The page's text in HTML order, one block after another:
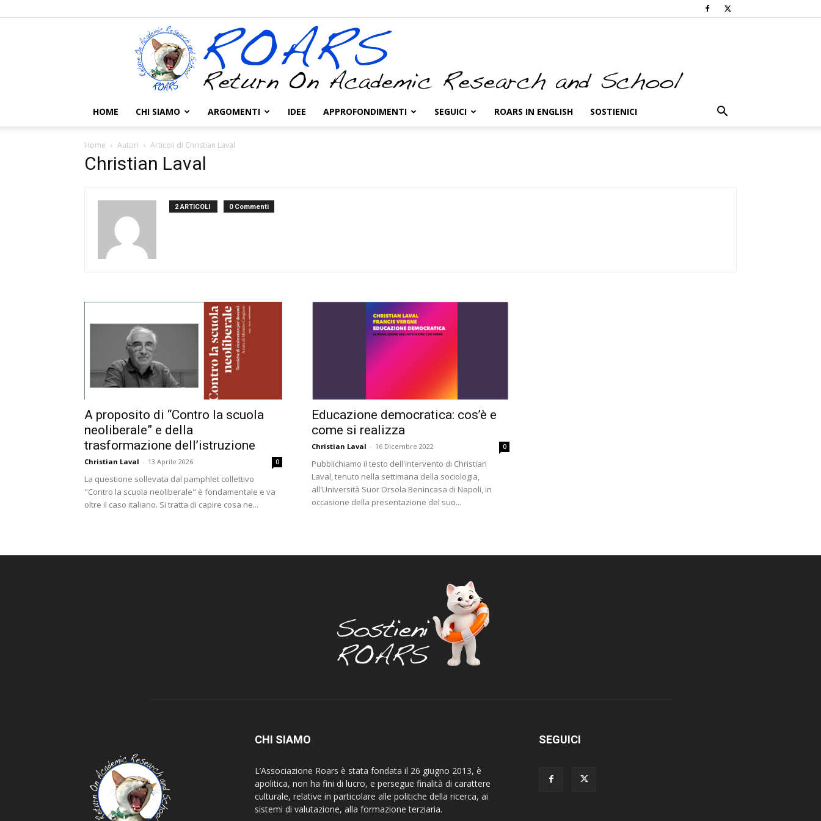
HOME CHI SIAMO ARGOMENTI IDEE APPROFONDIMENTI SEGUICI ROARS IN ENGLISH SOSTIENICI
Home Autori Articoli di Christian Laval
Christian Laval
2 ARTICOLI 0 Commenti
A proposito di “Contro la scuola
neoliberale” e della
trasformazione dell’istruzione
Christian Laval - 13 Aprile 2026 0
La questione sollevata dal pamphlet collettivo
"Contro la scuola neoliberale" è fondamentale e va
oltre il caso italiano. Si tratta di capire cosa ne...
Educazione democratica: cos’è e
come si realizza
Christian Laval - 16 Dicembre 2022 0
Pubblichiamo il testo dell'intervento di Christian
Laval, tenuto nella settimana della sociologia,
all'Università Suor Orsola Benincasa di Napoli, in
occasione della presentazione del suo...
CHI SIAMO
L’Associazione Roars è stata fondata il 26 giugno 2013, è
apolitica, non ha fini di lucro, e persegue finalità di carattere
culturale, relative in particolare alle politiche della ricerca, ai
sistemi di valutazione, alla formazione terziaria.
SEGUICI